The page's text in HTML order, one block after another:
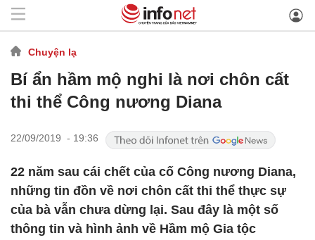
Chuyện lạ
Bí ẩn hầm mộ nghi là nơi chôn cất
thi thể Công nương Diana
22/09/2019 - 19:36
22 năm sau cái chết của cố Công nương Diana,
những tin đồn về nơi chôn cất thi thể thực sự
của bà vẫn chưa dừng lại. Sau đây là một số
thông tin và hình ảnh về Hầm mộ Gia tộc